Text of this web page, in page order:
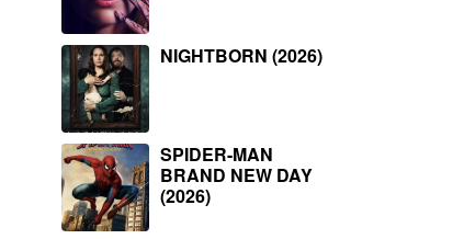
NIGHTBORN (2026)
SPIDER-MAN
BRAND NEW DAY
(2026)